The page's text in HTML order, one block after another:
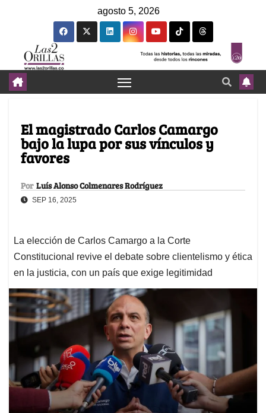
agosto 5, 2026
El magistrado Carlos Camargo
bajo la lupa por sus vínculos y
favores
Por Luís Alonso Colmenares Rodríguez
SEP 16, 2025
La elección de Carlos Camargo a la Corte
Constitucional revive el debate sobre clientelismo y ética
en la justicia, con un país que exige legitimidad